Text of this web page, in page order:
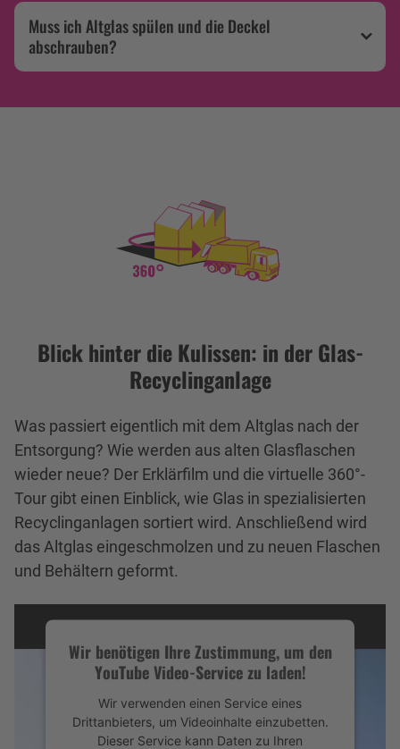
Muss ich Altglas spülen und die Deckel
abschrauben?
Blick hinter die Kulissen: in der Glas-
Recyclinganlage
Was passiert eigentlich mit dem Altglas nach der
Entsorgung? Wie werden aus alten Glasflaschen
wieder neue? Der Erklärfilm und die virtuelle 360°-
Tour gibt einen Einblick, wie Glas in spezialisierten
Recyclinganlagen sortiert wird. Anschließend wird
das Altglas eingeschmolzen und zu neuen Flaschen
und Behältern geformt.
Wir benötigen Ihre Zustimmung, um den
YouTube Video-Service zu laden!
Wir verwenden einen Service eines
Drittanbieters, um Videoinhalte einzubetten.
Dieser Service kann Daten zu Ihren